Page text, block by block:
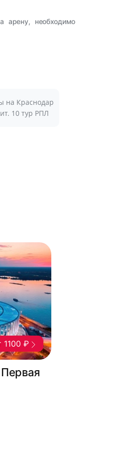
арену, необходимо
на Краснодар
10 тур РПЛ
1100 ₽